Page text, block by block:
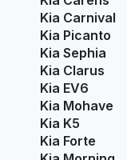
Kia Carnival
Kia Picanto
Kia Sephia
Kia Clarus
Kia EV6
Kia Mohave
Kia K5
Kia Forte